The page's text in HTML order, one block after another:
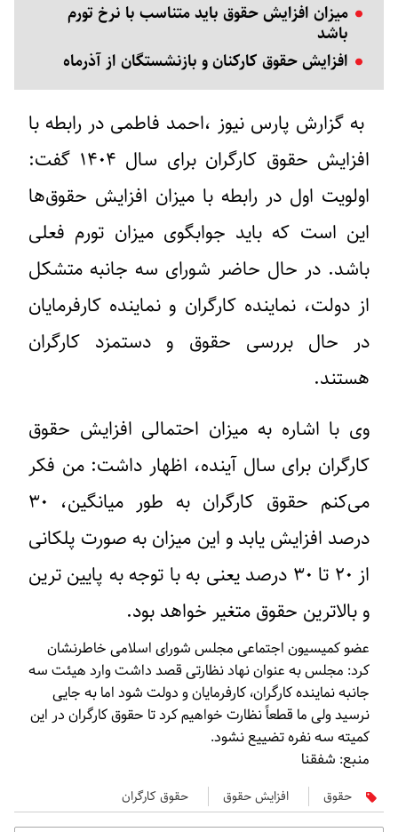
میزان افزایش حقوق باید متناسب با نرخ تورم
باشد
افزایش حقوق کارکنان و بازنشستگان از آذرماه
به گزارش پارس نیوز ،‌احمد فاطمی در رابطه با
افزایش حقوق کارگران برای سال ۱۴۰۴ گفت:
اولویت اول در رابطه با میزان افزایش حقوق‌ها
این است که باید جوابگوی میزان تورم فعلی
باشد. در حال حاضر شورای سه جانبه متشکل
از دولت، نماینده کارگران و نماینده کارفرمایان
در حال بررسی حقوق و دستمزد کارگران
هستند.
وی با اشاره به میزان احتمالی افزایش حقوق
کارگران برای سال آینده، اظهار داشت: من فکر
می‌کنم حقوق کارگران به طور میانگین، ۳۰
درصد افزایش یابد و این میزان به صورت پلکانی
از ۲۰ تا ۳۰ درصد یعنی به با توجه به پایین ترین
و بالاترین حقوق متغیر خواهد بود.
عضو کمیسیون اجتماعی مجلس شورای اسلامی خاطرنشان
کرد: مجلس به عنوان نهاد نظارتی قصد داشت وارد هیئت سه
جانبه نماینده کارگران، کارفرمایان و دولت شود اما به جایی
نرسید ولی ما قطعاً نظارت خواهیم کرد تا حقوق کارگران در این
کمیته سه نفره تضییع نشود.
منبع: شفقنا
حقوق افزایش حقوق حقوق کارگران